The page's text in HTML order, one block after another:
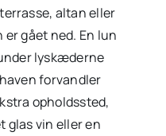
altan eller
er gået ned. En lun
lyskæderne
forvandler
opholdssted,
glas vin eller en